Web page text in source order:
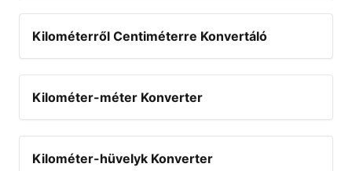
Kilométerről Centiméterre Konvertáló
Kilométer-méter Konverter
Kilométer-hüvelyk Konverter